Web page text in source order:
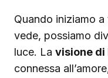
Quando iniziamo
vede, possiamo
luce. La visione di
connessa